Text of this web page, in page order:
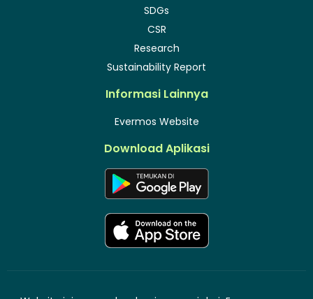
SDGs
CSR
Research
Sustainability Report
Informasi Lainnya
Evermos Website
Download Aplikasi